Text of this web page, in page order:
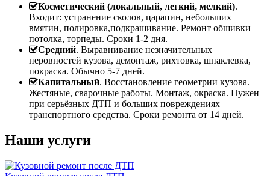
Косметический (локальный, легкий, мелкий).
Входит: устранение сколов, царапин, небольших
вмятин, полировка,подкрашивание. Ремонт обшивки
потолка, торпеды. Сроки 1-2 дня.
Средний. Выравнивание незначительных
неровностей кузова, демонтаж, рихтовка, шпаклевка,
покраска. Обычно 5-7 дней.
Капитальный. Восстановление геометрии кузова.
Жестяные, сварочные работы. Монтаж, окраска. Нужен
при серьёзных ДТП и больших повреждениях
транспортного средства. Сроки ремонта от 14 дней.
Наши услуги